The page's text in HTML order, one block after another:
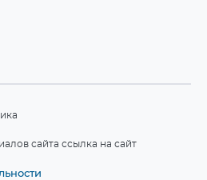
сайта ссылка на сайт